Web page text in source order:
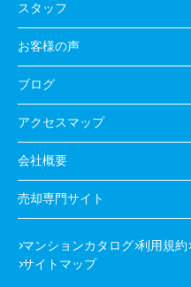
スタッフ
お客様の声
ブログ
アクセスマップ
会社概要
売却専門サイト
マンションカタログ 利用規約
サイトマップ